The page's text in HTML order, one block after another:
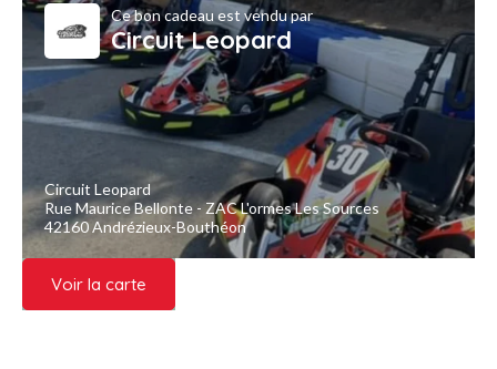
Ce bon cadeau est vendu par
Circuit Leopard
Circuit Leopard
Rue Maurice Bellonte - ZAC L'ormes Les Sources
42160 Andrézieux-Bouthéon
Voir la carte